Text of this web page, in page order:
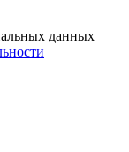
данных